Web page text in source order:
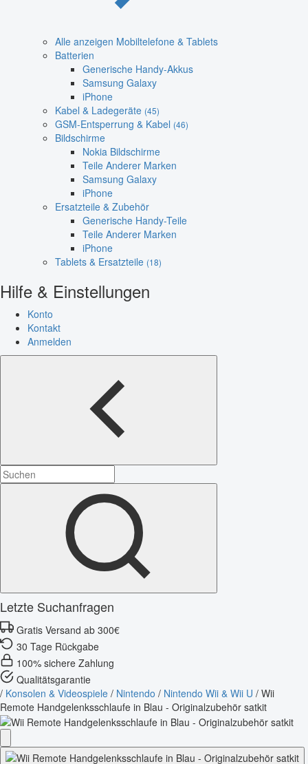
Alle anzeigen Mobiltelefone & Tablets
Batterien
Generische Handy-Akkus
Samsung Galaxy
iPhone
Kabel & Ladegeräte (45)
GSM-Entsperrung & Kabel (46)
Bildschirme
Nokia Bildschirme
Teile Anderer Marken
Samsung Galaxy
iPhone
Ersatzteile & Zubehör
Generische Handy-Teile
Teile Anderer Marken
iPhone
Tablets & Ersatzteile (18)
Hilfe & Einstellungen
Konto
Kontakt
Anmelden
Letzte Suchanfragen
Gratis Versand ab 300€
30 Tage Rückgabe
100% sichere Zahlung
Qualitätsgarantie
/ Konsolen & Videospiele / Nintendo / Nintendo Wii & Wii U / Wii
Remote Handgelenksschlaufe in Blau - Originalzubehör satkit